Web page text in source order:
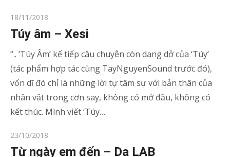
Posted
on
18/11/2018
Túy âm – Xesi
“.. ‘Túy Âm’ kể tiếp câu chuyện còn dang dở của ‘Túy’
(tác phẩm hợp tác cùng TayNguyenSound trước đó),
vốn dĩ đó chỉ là những lời tự tâm sự với bản thân của
nhân vật trong cơn say, không có mở đầu, không có
kết thúc. Mình viết ‘Túy…
Posted
on
23/10/2018
Từ ngày em đến – Da LAB